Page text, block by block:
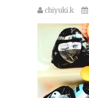
chiyuki.k